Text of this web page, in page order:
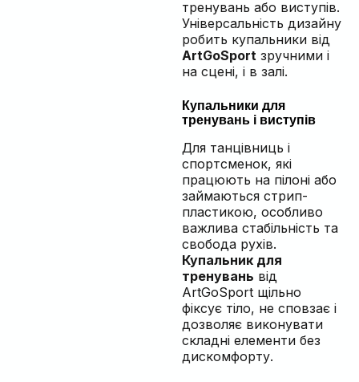
тренувань або виступів.
Універсальність дизайну
робить купальники від
ArtGoSport зручними і
на сцені, і в залі.
Купальники для
тренувань і виступів
Для танцівниць і
спортсменок, які
працюють на пілоні або
займаються стрип-
пластикою, особливо
важлива стабільність та
свобода рухів.
Купальник для
тренувань від
ArtGoSport щільно
фіксує тіло, не сповзає і
дозволяє виконувати
складні елементи без
дискомфорту.